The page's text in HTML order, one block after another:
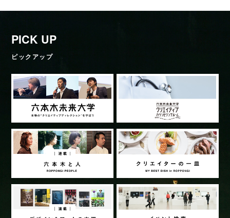
PICK UP
ピックアップ